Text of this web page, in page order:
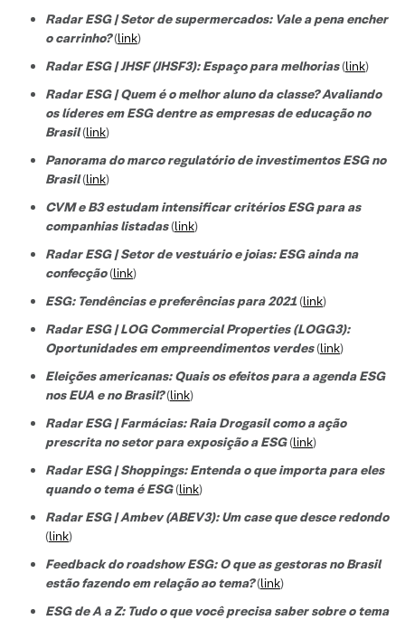
Radar ESG | Setor de supermercados: Vale a pena encher
o carrinho?(link)
Radar ESG | JHSF (JHSF3): Espaço para melhorias(link)
Radar ESG | Quem é o melhor aluno da classe? Avaliando
os líderes em ESG dentre as empresas de educação no
Brasil(link)
Panorama do marco regulatório de investimentos ESG no
Brasil(link)
CVM e B3 estudam intensificar critérios ESG para as
companhias listadas(link)
Radar ESG | Setor de vestuário e joias: ESG ainda na
confecção(link)
ESG: Tendências e preferências para 2021(link)
Radar ESG | LOG Commercial Properties (LOGG3):
Oportunidades em empreendimentos verdes(link)
Eleições americanas: Quais os efeitos para a agenda ESG
nos EUA e no Brasil?(link)
Radar ESG | Farmácias: Raia Drogasil como a ação
prescrita no setor para exposição a ESG(link)
Radar ESG | Shoppings: Entenda o que importa para eles
quando o tema é ESG(link)
Radar ESG | Ambev (ABEV3): Um case que desce redondo
(link)
Feedback do roadshow ESG: O que as gestoras no Brasil
estão fazendo em relação ao tema?(link)
ESG de A a Z: Tudo o que você precisa saber sobre o tema